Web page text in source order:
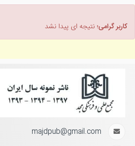
کاربر گرامی؛ نتیجه ای پیدا نشد
majdpub@gmail.com